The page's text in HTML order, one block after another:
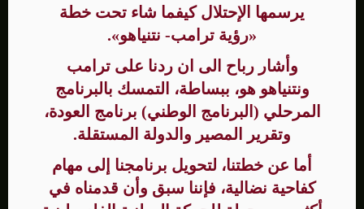
يرسمها الإحتلال كيفما شاء تحت خطة
«رؤية ترامب- نتنياهو».
وأشار رباح الى ان ردنا على ترامب
ونتنياهو هو، ببساطة، التمسك بالبرنامج
المرحلي (البرنامج الوطني) برنامج العودة،
وتقرير المصير والدولة المستقلة.
أما عن خطتنا، لتحويل برنامجنا إلى مهام
كفاحية نضالية، فإننا سبق وأن قدمناه في